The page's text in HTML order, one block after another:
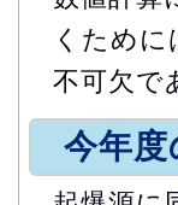
くため
不可欠で
今年度